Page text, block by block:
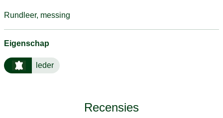
Rundleer, messing
Eigenschap
leder
Recensies